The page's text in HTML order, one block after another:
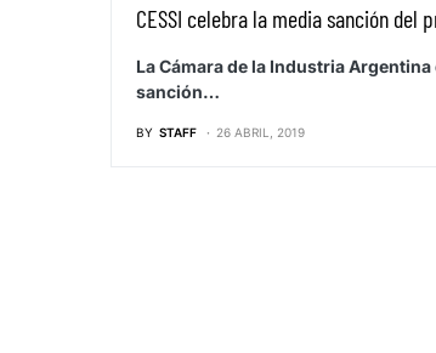
CESSI celebra la media sanción del
La Cámara de la Industria
sanción…
BY STAFF 26 ABRIL, 2019